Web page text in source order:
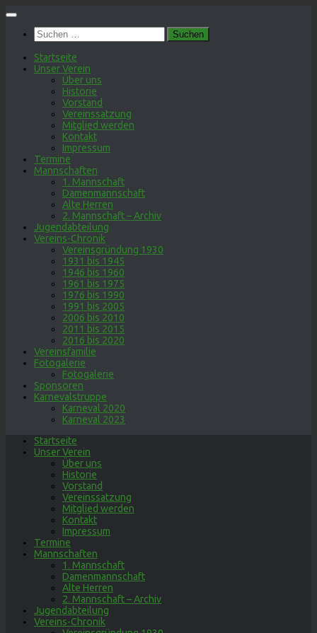
Zum
springenSuchen
nach:
Startseite
Unser Verein
Über uns
Historie
Vorstand
Vereinssatzung
Mitglied werden
Kontakt
Impressum
Termine
Mannschaften
1. Mannschaft
Damenmannschaft
Alte Herren
2. Mannschaft – Archiv
Jugendabteilung
Vereins-Chronik
Vereinsgründung 1930
1931 bis 1945
1946 bis 1960
1961 bis 1975
1976 bis 1990
1991 bis 2005
2006 bis 2010
2011 bis 2015
2016 bis 2020
Vereinsfamilie
Fotogalerie
Fotogalerie
Sponsoren
Karnevalstruppe
Karneval 2020
Karneval 2023
Startseite
Unser Verein
Über uns
Historie
Vorstand
Vereinssatzung
Mitglied werden
Kontakt
Impressum
Termine
Mannschaften
1. Mannschaft
Damenmannschaft
Alte Herren
2. Mannschaft – Archiv
Jugendabteilung
Vereins-Chronik